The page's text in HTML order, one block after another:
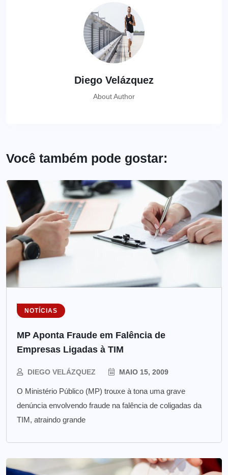
Diego Velázquez
About Author
Você também pode gostar:
NOTÍCIAS
MP Aponta Fraude em Falência de
Empresas Ligadas à TIM
DIEGO VELÁZQUEZ MAIO 15, 2009
O Ministério Público (MP) trouxe à tona uma grave
denúncia envolvendo fraude na falência de coligadas da
TIM, atraindo grande